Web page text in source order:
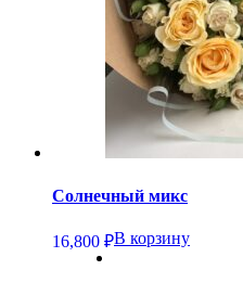
Солнечный микс
16,800 ₽В корзину